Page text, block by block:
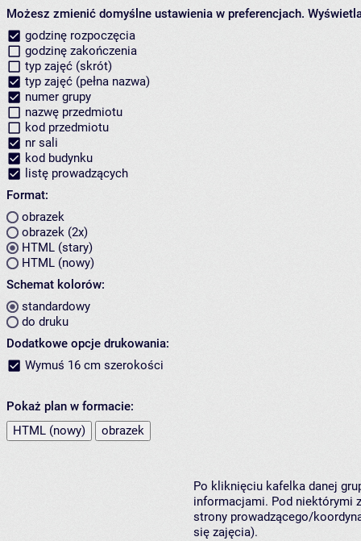
Możesz zmienić domyślne ustawienia w preferencjach.
godzinę rozpoczęcia
godzinę zakończenia
typ zajęć (skrót)
typ zajęć (pełna nazwa)
numer grupy
nazwę przedmiotu
kod przedmiotu
nr sali
kod budynku
listę prowadzących
Format:
obrazek
obrazek (2x)
HTML (stary)
HTML (nowy)
Schemat kolorów:
standardowy
do druku
Dodatkowe opcje drukowania:
Wymuś 16 cm szerokości
Pokaż plan w formacie:
HTML (nowy)
obrazek
Po kliknięciu kafelka danej
informacjami. Pod niektórymi
strony prowadzącego/
się zajęcia).